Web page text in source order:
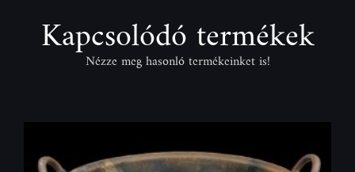
Kapcsolódó termékek
Nézze meg hasonló termékeinket is!